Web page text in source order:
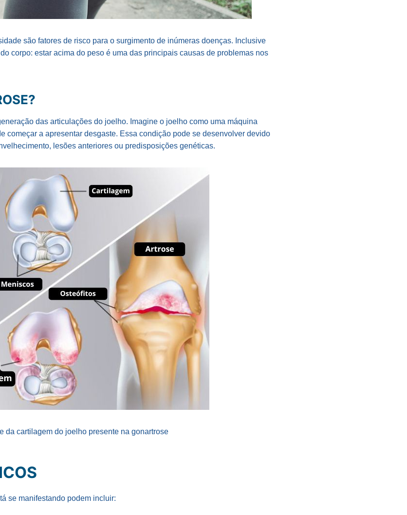
são fatores de risco para o surgimento de inúmeras doenças. Inclusive
corpo: estar acima do peso é uma das principais causas de problemas nos
das articulações do joelho. Imagine o joelho como uma máquina
começar a apresentar desgaste. Essa condição pode se desenvolver devido
lesões anteriores ou predisposições genéticas.
da cartilagem do joelho presente na gonartrose
se manifestando podem incluir: